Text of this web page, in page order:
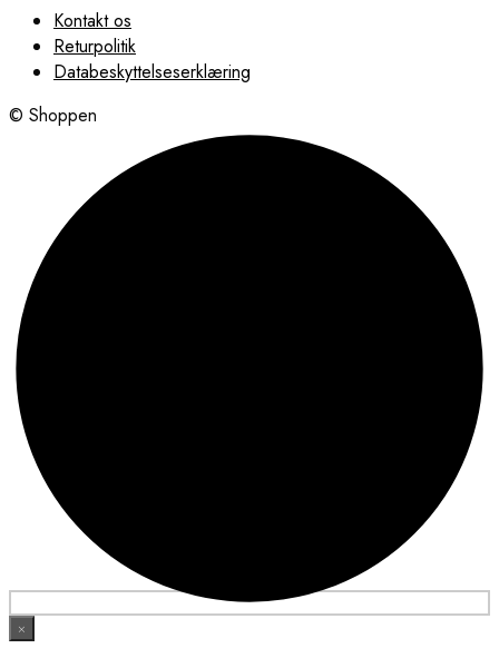
Kontakt os
Returpolitik
Databeskyttelseserklæring
© Shoppen
×